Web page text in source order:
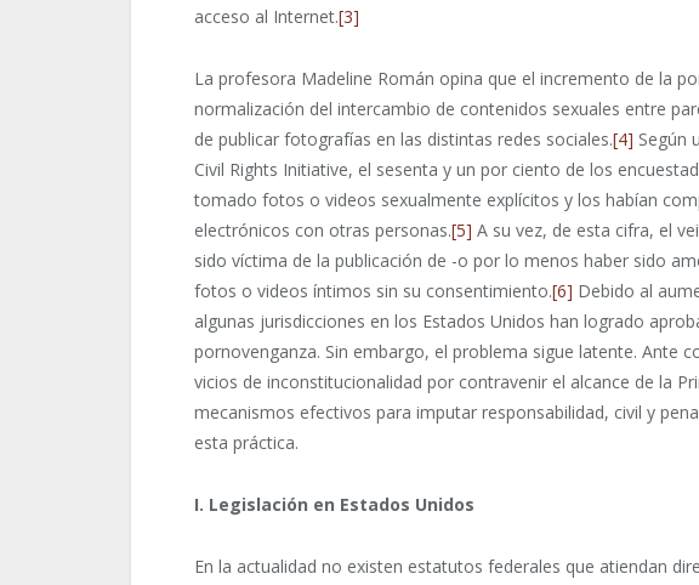
acceso al Internet.[3]
La profesora Madeline Román opina que el incremento de la
normalización del intercambio de contenidos sexuales entre
de publicar fotografías en las distintas redes sociales.[4] Según
Civil Rights Initiative, el sesenta y un por ciento de los
tomado fotos o videos sexualmente explícitos y los habían
electrónicos con otras personas.[5] A su vez, de esta cifra, el
sido víctima de la publicación de -o por lo menos haber sido
fotos o videos íntimos sin su consentimiento.[6] Debido al
algunas jurisdicciones en los Estados Unidos han logrado
pornovenganza. Sin embargo, el problema sigue latente. Ante
vicios de inconstitucionalidad por contravenir el alcance de la
mecanismos efectivos para imputar responsabilidad, civil y
esta práctica.
I. Legislación en Estados Unidos
En la actualidad no existen estatutos federales que atiendan